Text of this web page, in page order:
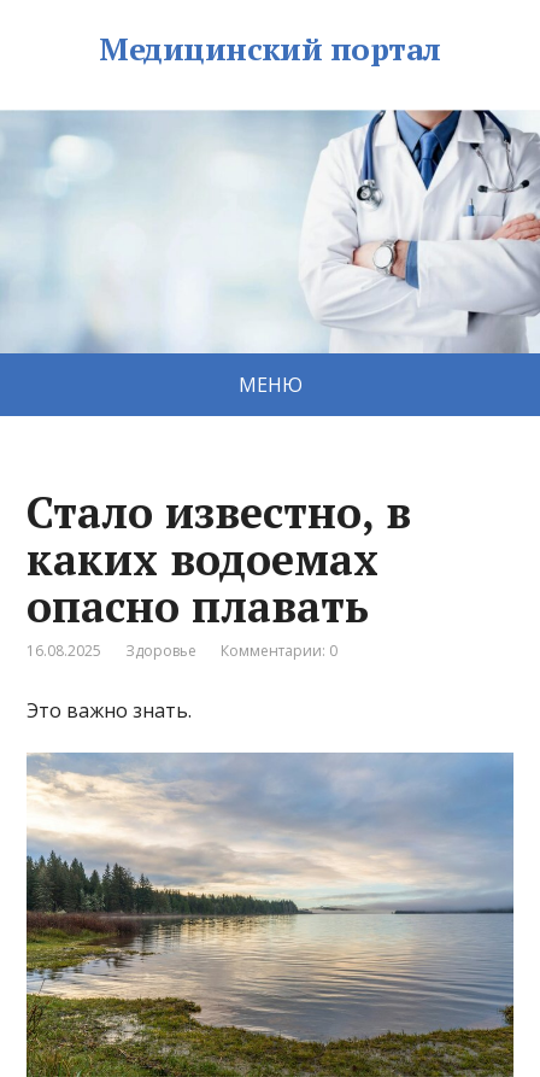
Медицинский портал
МЕНЮ
Стало известно, в
каких водоемах
опасно плавать
16.08.2025 Здоровье Комментарии: 0
Это важно знать.